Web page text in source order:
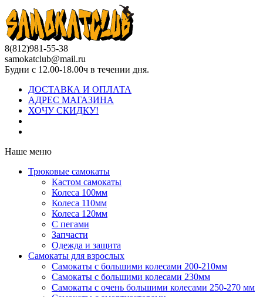
8(812)981-55-38
samokatclub@mail.ru
Будни с 12.00-18.00ч в течении дня.
ДОСТАВКА И ОПЛАТА
АДРЕС МАГАЗИНА
ХОЧУ СКИДКУ!
Наше меню
Трюковые самокаты
Кастом самокаты
Колеса 100мм
Колеса 110мм
Колеса 120мм
С пегами
Запчасти
Одежда и защита
Самокаты для взрослых
Самокаты с большими колесами 200-210мм
Самокаты с большими колесами 230мм
Самокаты с очень большими колесами 250-270 мм